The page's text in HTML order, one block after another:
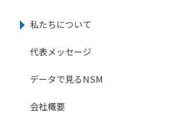
私たちについて
代表メッセージ
データで見るNSM
会社概要